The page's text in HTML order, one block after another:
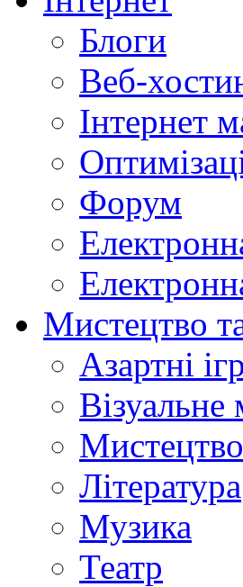
Блоги
Веб-
Інтернет
Форум
Мистецтво
Азартні
Візуальне
Мистецтво
Література
Музика
Театр